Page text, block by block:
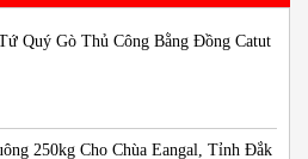
Quý Gò Thủ Công Bằng Đồng Catut
250kg Cho Chùa Eangal, Tỉnh Đắk